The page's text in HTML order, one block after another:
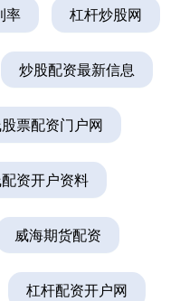
率 杠杆炒股网
炒股配资最新信息
票配资门户网
资开户资料
威海期货配资
杠杆配资开户网